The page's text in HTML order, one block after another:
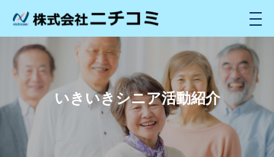
メ
ニ
ュ
いきいきシニア活動紹介